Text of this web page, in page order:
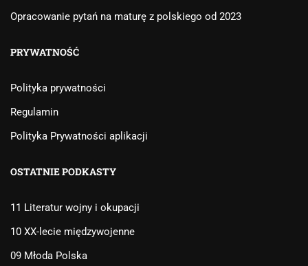
Opracowanie pytań na maturę z polskiego od 2023
PRYWATNOŚĆ
Polityka prywatności
Regulamin
Polityka Prywatności aplikacji
OSTATNIE PODKASTY
11 Literatur wojny i okupacji
10 XX-lecie międzywojenne
09 Młoda Polska